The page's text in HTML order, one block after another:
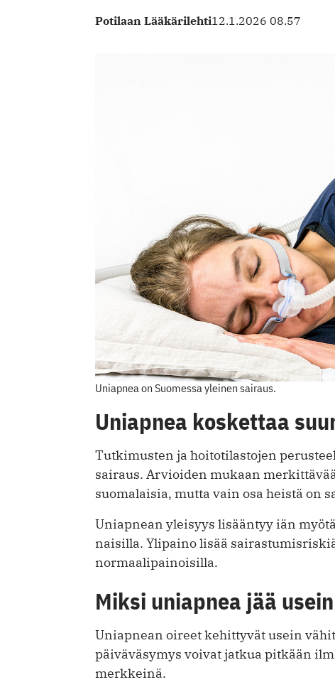
Potilaan Lääkärilehti12.1.2026 08.57
Uniapnea on Suomessa yleinen sairaus.
Uniapnea koskettaa
Tutkimusten ja hoitotilastojen
sairaus. Arvioiden mukaan
suomalaisia, mutta vain osa heistä on
Uniapnean yleisyys lisääntyy iän
naisilla. Ylipaino lisää
normaalipainoisilla.
Miksi uniapnea jää
Uniapnean oireet kehittyvät usein
päiväväsymys voivat jatkua pitkään
merkkeinä.